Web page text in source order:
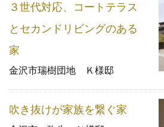
３世代対応、コートテラス
とセカンドリビングのある
家
金沢市瑞樹団地 Ｋ様邸
吹き抜けが家族を繋ぐ家